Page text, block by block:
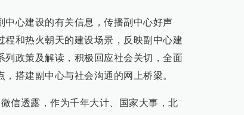
心建设的有关信息，传播副中心好声
和热火朝天的建设场景，反映副中心建
政策及解读，积极回应社会关切，全面
搭建副中心与社会沟通的网上桥梁。
信透露，作为千年大计、国家大事，北